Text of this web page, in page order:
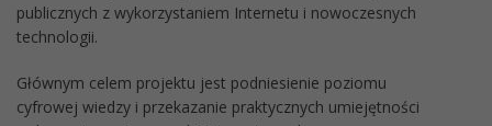
publicznych z wykorzystaniem Internetu i nowoczesnych
technologii.
Głównym celem projektu jest podniesienie poziomu
cyfrowej wiedzy i przekazanie praktycznych umiejętności